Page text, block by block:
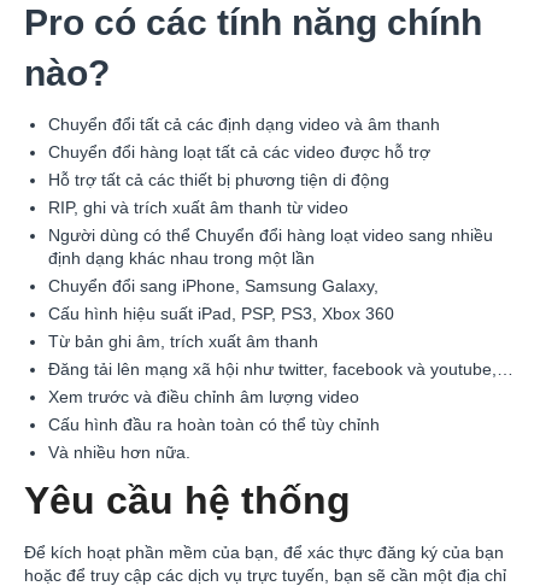
Pro có các tính năng chính
nào?
Chuyển đổi tất cả các định dạng video và âm thanh
Chuyển đổi hàng loạt tất cả các video được hỗ trợ
Hỗ trợ tất cả các thiết bị phương tiện di động
RIP, ghi và trích xuất âm thanh từ video
Người dùng có thể Chuyển đổi hàng loạt video sang nhiều
định dạng khác nhau trong một lần
Chuyển đổi sang iPhone, Samsung Galaxy,
Cấu hình hiệu suất iPad, PSP, PS3, Xbox 360
Từ bản ghi âm, trích xuất âm thanh
Đăng tải lên mạng xã hội như twitter, facebook và youtube,…
Xem trước và điều chỉnh âm lượng video
Cấu hình đầu ra hoàn toàn có thể tùy chỉnh
Và nhiều hơn nữa.
Yêu cầu hệ thống
Để kích hoạt phần mềm của bạn, để xác thực đăng ký của bạn
hoặc để truy cập các dịch vụ trực tuyến, bạn sẽ cần một địa chỉ